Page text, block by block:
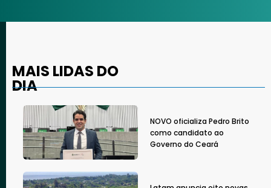
MAIS LIDAS DO
DIA
NOVO oficializa Pedro Brito
como candidato ao
Governo do Ceará